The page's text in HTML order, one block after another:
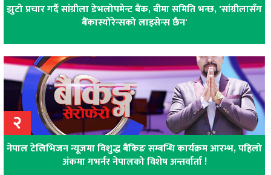
झुटो प्रचार गर्दै सांग्रीला डेभलोपमेन्ट बैंक, बीमा समिति भन्छ, 'सांग्रीलासँग
बैंकास्योरेन्सको लाइसेन्स छैन'
२
नेपाल टेलिभिजन न्यूजमा विशुद्ध बैंकिङ सम्बन्धि कार्यक्रम आरम्भ, पहिलो
अंकमा गभर्नर नेपालको विशेष अन्तर्वार्ता !